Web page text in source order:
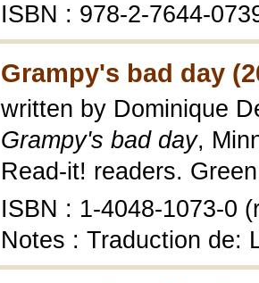
ISBN : 978-2-7644-
Grampy's bad day
written by Dominique
Grampy's bad day,
Read-it! readers.
ISBN : 1-4048-1073-0
Notes : Traduction de: